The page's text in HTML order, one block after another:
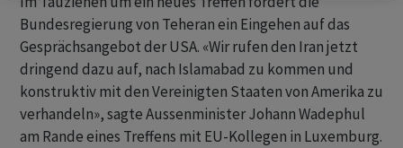
Bundesregierung von Teheran ein Eingehen auf das
Gesprächsangebot der USA. «Wir rufen den Iran jetzt
dringend dazu auf, nach Islamabad zu kommen und
konstruktiv mit den Vereinigten Staaten von Amerika zu
verhandeln», sagte Aussenminister Johann Wadephul
am Rande eines Treffens mit EU-Kollegen in Luxemburg.